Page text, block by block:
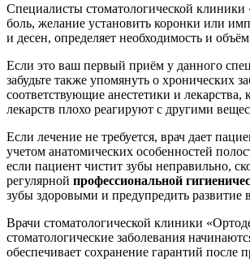
Специалисты стоматологической
боль, желание установить коронки или
и десен, определяет необходимость и
Если это ваш первый приём у данного
забудьте также упомянуть о хронических
соответствующие анестетики и
лекарств плохо реагируют с другими
Если лечение не требуется, врач дает
учетом анатомических особенностей
если пациент чистит зубы неправильно,
регулярной профессиональной
зубы здоровыми и предупредить развитие
Врачи стоматологической клиники
стоматологические заболевания
обеспечивает сохранение гарантий после